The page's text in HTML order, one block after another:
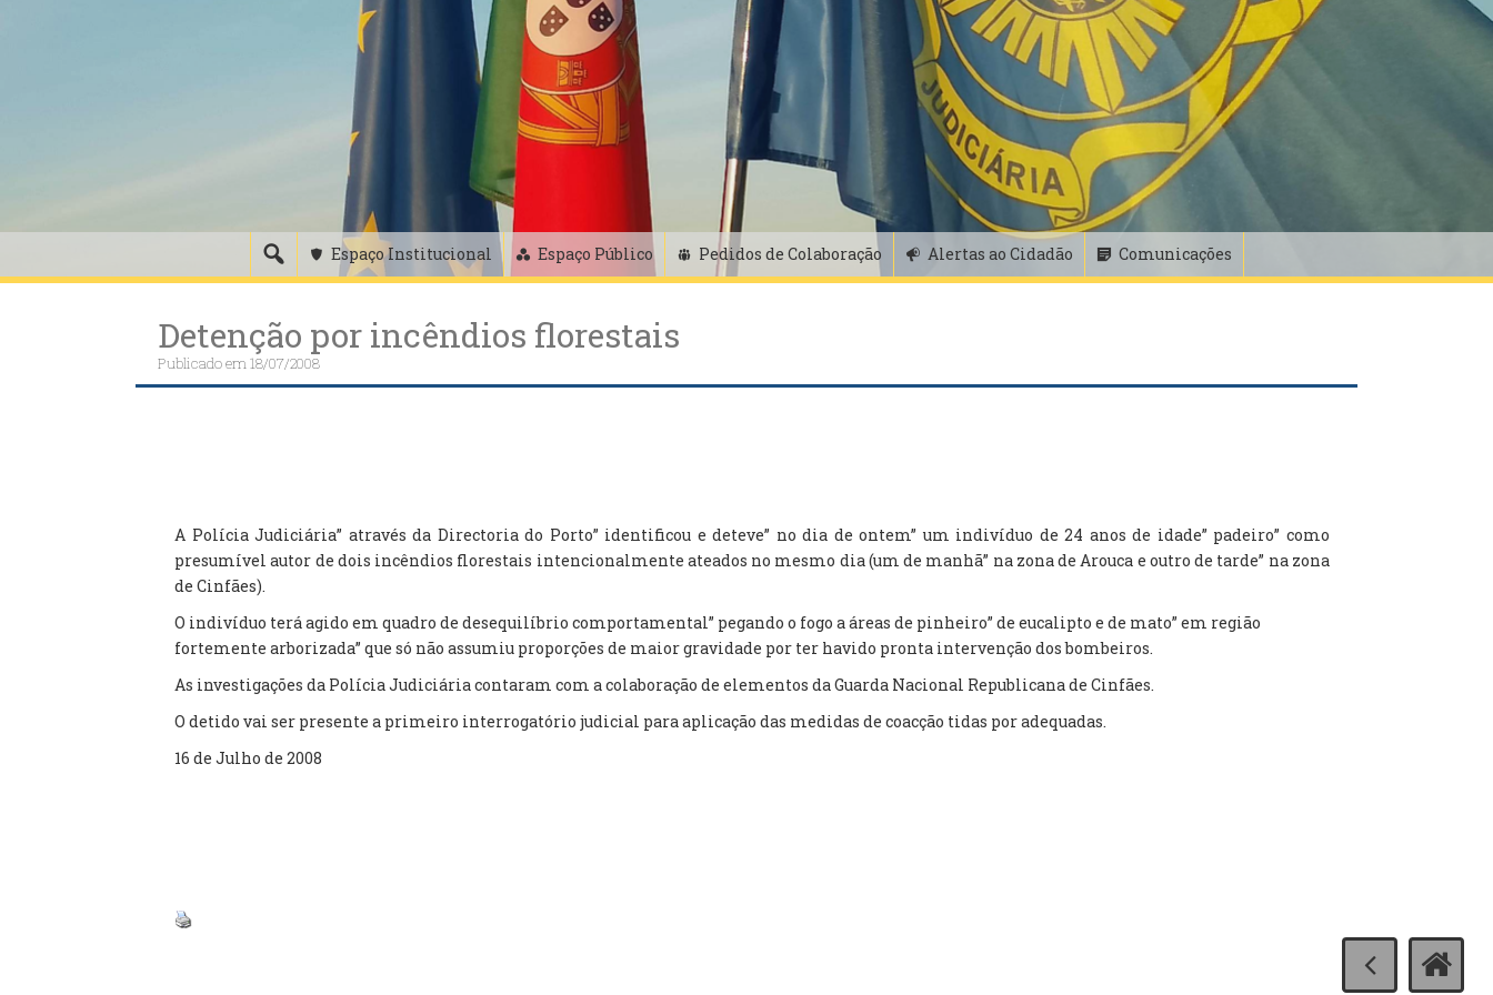
Espaço Institucional Espaço Público Pedidos de Colaboração Alertas ao Cidadão Comunicações
Detenção por incêndios florestais
Publicado em18/07/2008
A Polícia Judiciária” através da Directoria do Porto” identificou e deteve” no dia de ontem” um indivíduo de 24 anos de idade” padeiro” como
presumível autor de dois incêndios florestais intencionalmente ateados no mesmo dia (um de manhã” na zona de Arouca e outro de tarde” na zona
de Cinfães).
O indivíduo terá agido em quadro de desequilíbrio comportamental” pegando o fogo a áreas de pinheiro” de eucalipto e de mato” em região
fortemente arborizada” que só não assumiu proporções de maior gravidade por ter havido pronta intervenção dos bombeiros.
As investigações da Polícia Judiciária contaram com a colaboração de elementos da Guarda Nacional Republicana de Cinfães.
O detido vai ser presente a primeiro interrogatório judicial para aplicação das medidas de coacção tidas por adequadas.
16 de Julho de 2008